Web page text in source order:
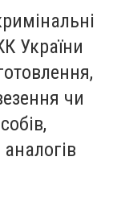
України
чи